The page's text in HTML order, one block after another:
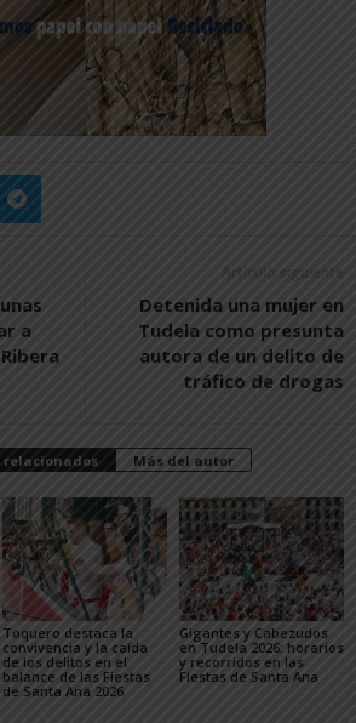
a
Artículo siguiente
Detenida una mujer en
Tudela como presunta
autora de un delito de
tráfico de drogas
relacionados Más del autor
Toquero destaca la
convivencia y la caída
de los delitos en el
balance de las Fiestas
de Santa Ana 2026
Gigantes y Cabezudos
en Tudela 2026: horarios
y recorridos en las
Fiestas de Santa Ana